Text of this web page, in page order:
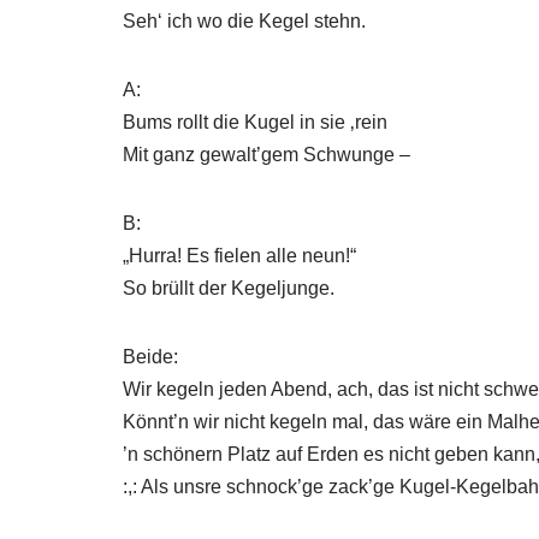
Seh‘ ich wo die Kegel stehn.
A:
Bums rollt die Kugel in sie ‚rein
Mit ganz gewalt’gem Schwunge –
B:
„Hurra! Es fielen alle neun!“
So brüllt der Kegeljunge.
Beide:
Wir kegeln jeden Abend, ach, das ist nicht
Könnt’n wir nicht kegeln mal, das wäre ein
’n schönern Platz auf Erden es nicht geben kann,
:,: Als unsre schnock’ge zack’ge Kugel-